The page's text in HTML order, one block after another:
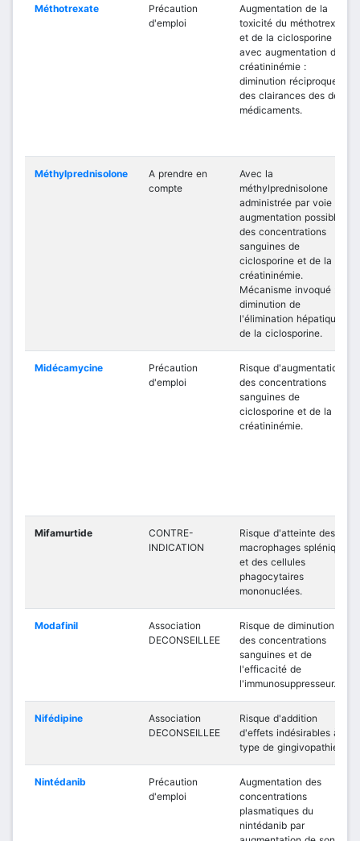
Méthotrexate
Précaution
d'emploi
Augmentation de la
toxicité du méthotrexate
et de la ciclosporine
avec augmentation de la
créatininémie :
diminution réciproque
des clairances des deux
médicaments.
Méthylprednisolone
A prendre en
compte
Avec la
méthylprednisolone
administrée par voie IV :
augmentation possible
des concentrations
sanguines de
ciclosporine et de la
créatininémie.
Mécanisme invoqué :
diminution de
l'élimination hépatique
de la ciclosporine.
Midécamycine
Précaution
d'emploi
Risque d'augmentation
des concentrations
sanguines de
ciclosporine et de la
créatininémie.
Mifamurtide
CONTRE-
INDICATION
Risque d'atteinte des
macrophages spléniques
et des cellules
phagocytaires
mononuclées.
Modafinil
Association
DECONSEILLEE
Risque de diminution
des concentrations
sanguines et de
l'efficacité de
l'immunosuppresseur.
Nifédipine
Association
DECONSEILLEE
Risque d'addition
d'effets indésirables à
type de gingivopathies.
Nintédanib
Précaution
d'emploi
Augmentation des
concentrations
plasmatiques du
nintédanib par